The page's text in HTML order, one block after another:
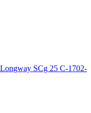
SCg 25 C-1702-